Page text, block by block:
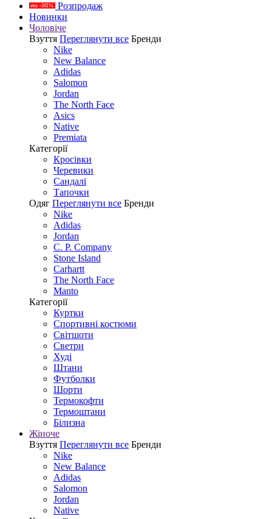
Розпродаж
Новинки
Чоловіче
Взуття Переглянути все Бренди
Nike
New Balance
Adidas
Salomon
Jordan
The North Face
Asics
Native
Premiata
Категорії
Кросівки
Черевики
Сандалі
Tапочки
Одяг Переглянути все Бренди
Nike
Adidas
Jordan
C. P. Company
Stone Island
Carhartt
The North Face
Manto
Категорії
Куртки
Спортивні костюми
Світшоти
Светри
Худі
Штани
Футболки
Шорти
Термокофти
Термоштани
Білизна
Жіноче
Взуття Переглянути все Бренди
Nike
New Balance
Adidas
Salomon
Jordan
Native